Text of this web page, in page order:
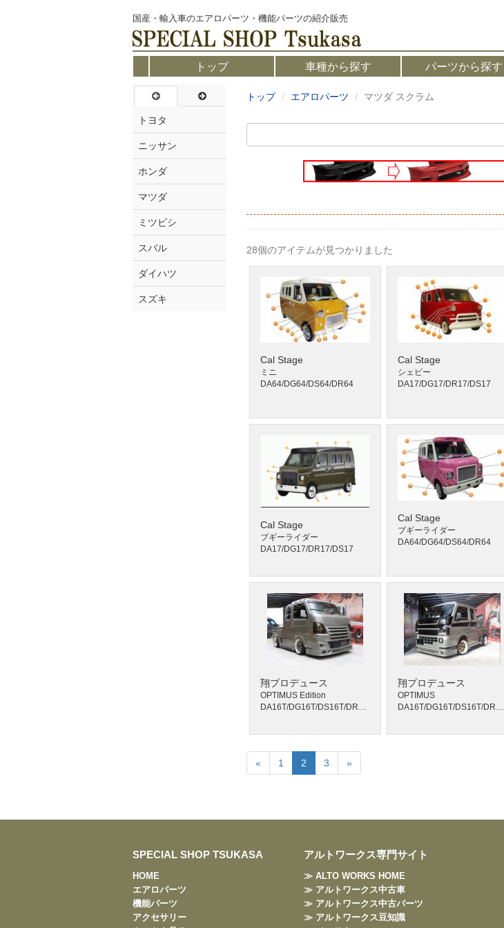
国産・輸入車のエアロパーツ・機能パーツの紹介販売
トップ 車種から探す パーツから探す
トヨタ
ニッサン
ホンダ
マツダ
ミツビシ
スバル
ダイハツ
スズキ
トップ エアロパーツ マツダ スクラム
28個のアイテムが見つかりました
Cal Stage
ミニ
DA64/DG64/DS64/DR64
Cal Stage
シェビー
DA17/DG17/DR17/DS17
Cal Stage
ブギーライダー
DA17/DG17/DR17/DS17
Cal Stage
ブギーライダー
DA64/DG64/DS64/DR64
翔プロデュース
OPTIMUS Edition
DA16T/DG16T/DS16T/DR16T
翔プロデュース
OPTIMUS
DA16T/DG16T/DS16T/DR16T
« 1 2 3 »
SPECIAL SHOP TSUKASA
HOME
エアロパーツ
機能パーツ
アクセサリー
アルトワークス専門サイト
≫ ALTO WORKS HOME
≫ アルトワークス中古車
≫ アルトワークス中古パーツ
≫ アルトワークス豆知識